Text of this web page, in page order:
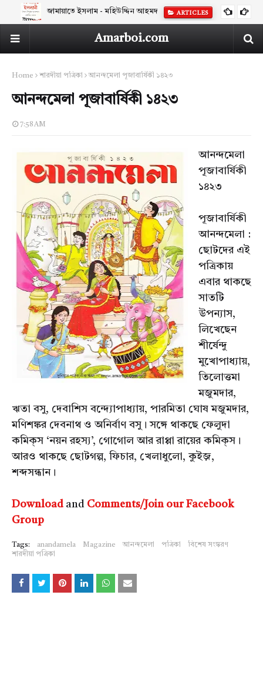
জামায়াতে ইসলাম - মহিউদ্দিন আহমদ ARTICLES
Amarboi.com
Home শারদীয়া পত্রিকা আনন্দমেলা পূজাবার্ষিকী ১৪২৩
আনন্দমেলা পূজাবার্ষিকী ১৪২৩
7:58 AM
আনন্দমেলা
পূজাবার্ষিকী
১৪২৩
পূজাবার্ষিকী
আনন্দমেলা :
ছোটদের এই
পত্রিকায়
এবার থাকছে
সাতটি
উপন্যাস,
লিখেছেন
শীর্ষেন্দু
মুখোপাধ্যায়,
তিলোত্তমা
মজুমদার,
ঋতা বসু, দেবাশিস বন্দ্যোপাধ্যায়, পারমিতা ঘোষ মজুমদার,
মণিশঙ্কর দেবনাথ ও অনির্বাণ বসু। সঙ্গে থাকছে ফেলুদা
কমিক্‌স ‘নয়ন রহস্য’, গোগোল আর রাপ্পা রায়ের কমিক্‌স।
আরও থাকছে ছোটগল্প, ফিচার, খেলাধুলো, কুইজ়,
শব্দসন্ধান।
Download and Comments/Join our Facebook
Group
Tags: anandamela Magazine আনন্দমেলা পত্রিকা
বিশেষ সংস্করণ
শারদীয়া পত্রিকা